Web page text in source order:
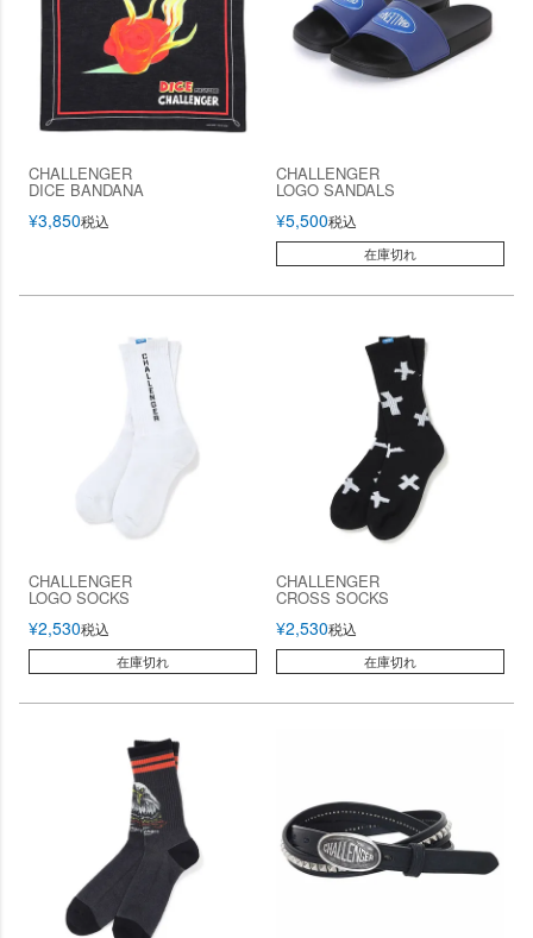
CHALLENGER
DICE BANDANA
¥3,850税込
CHALLENGER
LOGO SANDALS
¥5,500税込
在庫切れ
CHALLENGER
LOGO SOCKS
¥2,530税込
在庫切れ
CHALLENGER
CROSS SOCKS
¥2,530税込
在庫切れ